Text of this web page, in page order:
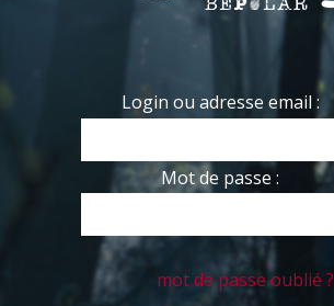
Login ou adresse email :
Mot de passe :
mot de passe oublié ?